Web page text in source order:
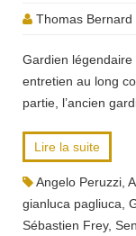
Thomas Bernard
Gardien légendaire
entretien au long
partie, l’ancien
Lire la suite
Angelo Peruzzi
gianluca pagliuca
Sébastien Frey,